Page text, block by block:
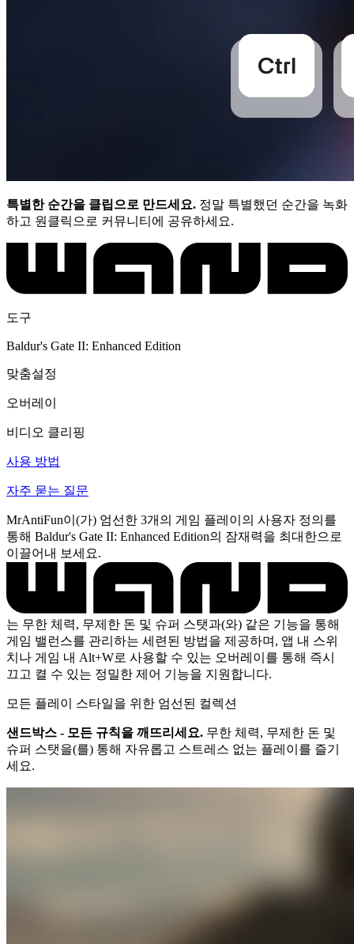
특별한 순간을 클립으로 만드세요. 정말 특별했던 순간을 녹화
하고 원클릭으로 커뮤니티에 공유하세요.
도구
Baldur's Gate II: Enhanced Edition
맞춤설정
오버레이
비디오 클리핑
사용 방법
자주 묻는 질문
MrAntiFun이(가) 엄선한 3개의 게임 플레이의 사용자 정의를
통해 Baldur's Gate II: Enhanced Edition의 잠재력을 최대한으로
이끌어내 보세요.
는 무한 체력, 무제한 돈 및 슈퍼 스탯과(와) 같은 기능을 통해
게임 밸런스를 관리하는 세련된 방법을 제공하며, 앱 내 스위
치나 게임 내 Alt+W로 사용할 수 있는 오버레이를 통해 즉시
끄고 켤 수 있는 정밀한 제어 기능을 지원합니다.
모든 플레이 스타일을 위한 엄선된 컬렉션
샌드박스 - 모든 규칙을 깨뜨리세요. 무한 체력, 무제한 돈 및
슈퍼 스탯을(를) 통해 자유롭고 스트레스 없는 플레이를 즐기
세요.